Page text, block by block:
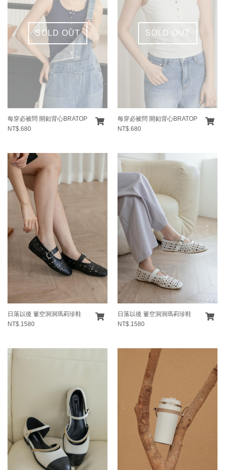
SOLD OUT
每穿必被問 開釦背心BRATOP
NT$.680
SOLD OUT
每穿必被問 開釦背心BRATOP
NT$.680
日落以後 簍空洞洞瑪莉珍鞋
NT$.1580
日落以後 簍空洞洞瑪莉珍鞋
NT$.1580